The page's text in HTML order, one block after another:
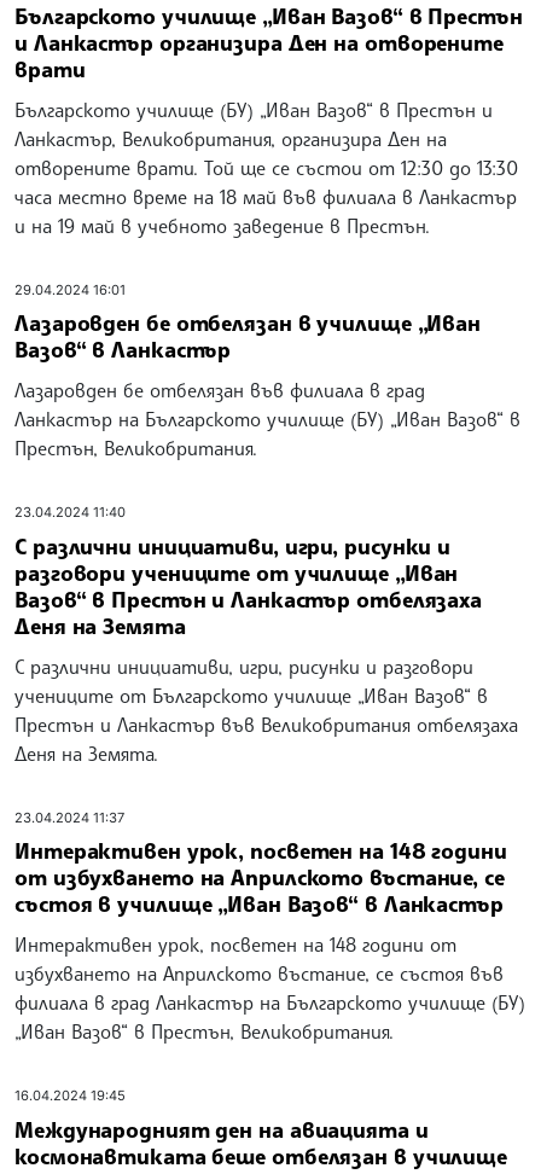
Българското училище „Иван Вазов“ в Престън
и Ланкастър организира Ден на отворените
врати
Българското училище (БУ) „Иван Вазов“ в Престън и
Ланкастър, Великобритания, организира Ден на
отворените врати. Той ще се състои от 12:30 до 13:30
часа местно време на 18 май във филиала в Ланкастър
и на 19 май в учебното заведение в Престън.
29.04.2024 16:01
Лазаровден бе отбелязан в училище „Иван
Вазов“ в Ланкастър
Лазаровден бе отбелязан във филиала в град
Ланкастър на Българското училище (БУ) „Иван Вазов“ в
Престън, Великобритания.
23.04.2024 11:40
С различни инициативи, игри, рисунки и
разговори учениците от училище „Иван
Вазов“ в Престън и Ланкастър отбелязаха
Деня на Земята
С различни инициативи, игри, рисунки и разговори
учениците от Българското училище „Иван Вазов“ в
Престън и Ланкастър във Великобритания отбелязаха
Деня на Земята.
23.04.2024 11:37
Интерактивен урок, посветен на 148 години
от избухването на Априлското въстание, се
състоя в училище „Иван Вазов“ в Ланкастър
Интерактивен урок, посветен на 148 години от
избухването на Априлското въстание, се състоя във
филиала в град Ланкастър на Българското училище (БУ)
„Иван Вазов“ в Престън, Великобритания.
16.04.2024 19:45
Международният ден на авиацията и
космонавтиката беше отбелязан в училище